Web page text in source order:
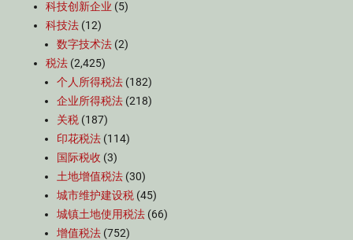
科技创新企业 (5)
科技法 (12)
数字技术法 (2)
税法 (2,425)
个人所得税法 (182)
企业所得税法 (218)
关税 (187)
印花税法 (114)
国际税收 (3)
土地增值税法 (30)
城市维护建设税 (45)
城镇土地使用税法 (66)
增值税法 (752)